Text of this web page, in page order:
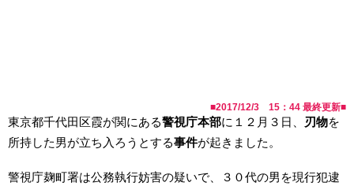
■2017/12/3 15：44 最終更新■
東京都千代田区霞が関にある警視庁本部に１２月３日、 刃物を
所持した男が立ち入ろうとする事件が起きました。
警視庁麹町署は公務執行妨害の疑いで、３０代の男を現行犯逮